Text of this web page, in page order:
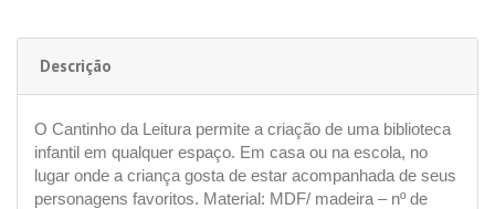
Descrição
O Cantinho da Leitura permite a criação de uma biblioteca
infantil em qualquer espaço. Em casa ou na escola, no
lugar onde a criança gosta de estar acompanhada de seus
personagens favoritos. Material: MDF/ madeira – nº de